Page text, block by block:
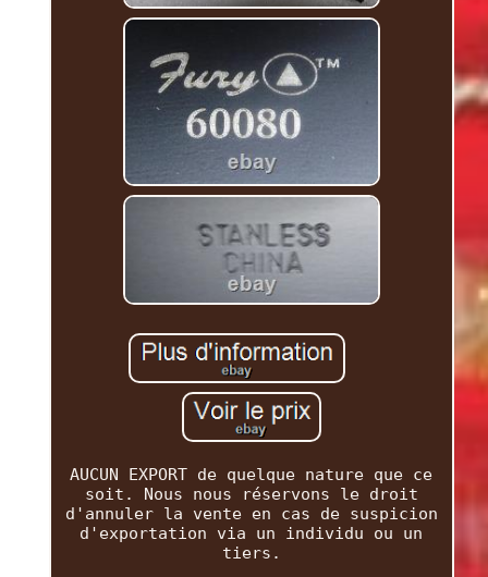
AUCUN EXPORT de quelque nature que ce
soit. Nous nous réservons le droit
d'annuler la vente en cas de suspicion
d'exportation via un individu ou un
tiers.